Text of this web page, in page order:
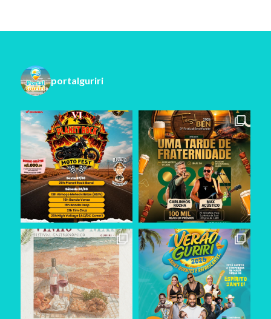
portalguriri